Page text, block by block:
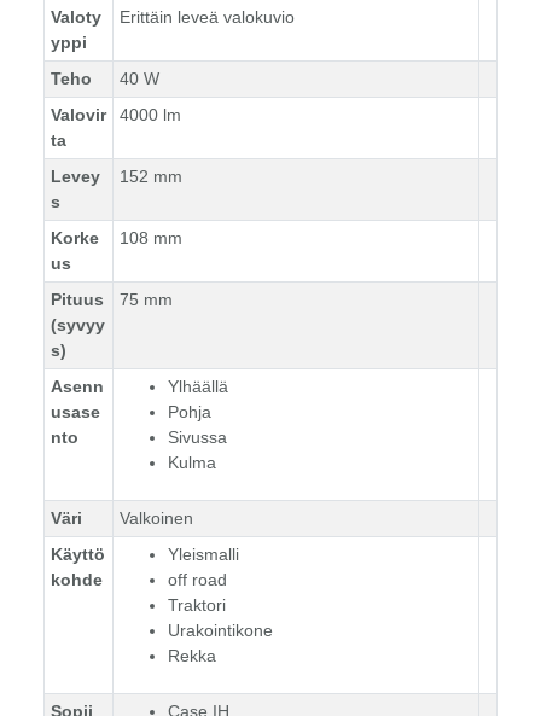
Valoty
yppi
Erittäin leveä valokuvio
Teho
40 W
Valovir
ta
4000 lm
Levey
s
152 mm
Korke
us
108 mm
Pituus
(syvyy
s)
75 mm
Asenn
usase
nto
Ylhäällä
Pohja
Sivussa
Kulma
Väri
Valkoinen
Käyttö
kohde
Yleismalli
off road
Traktori
Urakointikone
Rekka
Sopii Case IH